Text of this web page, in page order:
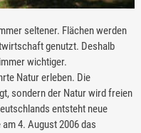
seltener. Flächen werden
genutzt. Deshalb
wichtiger.
Natur erleben. Die
sondern der Natur wird freien
entsteht neue
4. August 2006 das